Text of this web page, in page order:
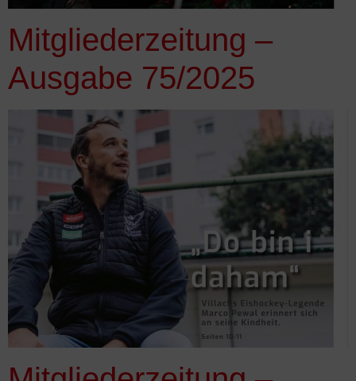
Mitgliederzeitung –
Ausgabe 75/2025